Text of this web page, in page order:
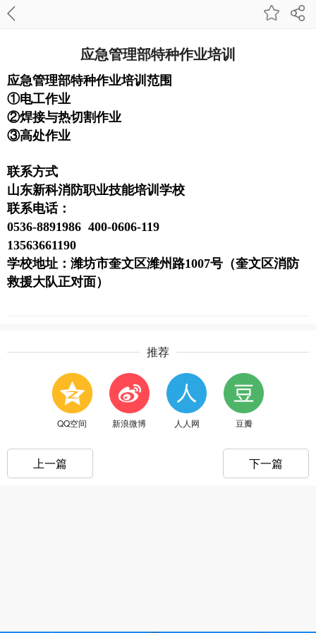
应急管理部特种作业培训
应急管理部特种作业培训范围
①电工作业
②焊接与热切割作业
③高处作业
联系方式
山东新科消防职业技能培训学校
联系电话：
0536-8891986 400-0606-119
13563661190
学校地址：潍坊市奎文区潍州路1007号（奎文区消防
救援大队正对面）
推荐
QQ空间 新浪微博 人人网 豆瓣
上一篇 下一篇